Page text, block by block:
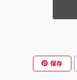
保存